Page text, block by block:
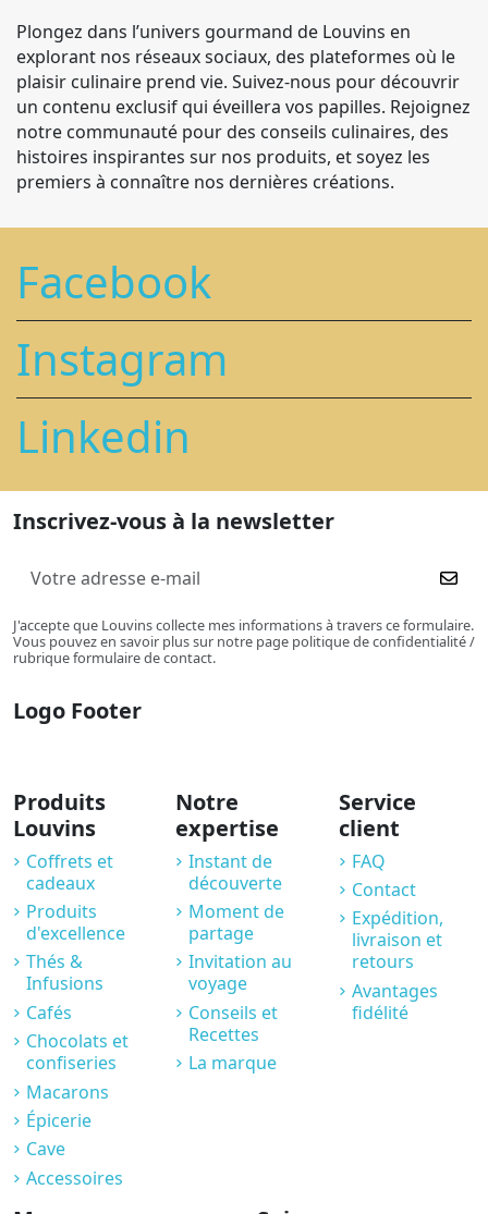
Plongez dans l’univers gourmand de Louvins en
explorant nos réseaux sociaux, des plateformes où le
plaisir culinaire prend vie. Suivez-nous pour découvrir
un contenu exclusif qui éveillera vos papilles. Rejoignez
notre communauté pour des conseils culinaires, des
histoires inspirantes sur nos produits, et soyez les
premiers à connaître nos dernières créations.
Facebook
Instagram
Linkedin
Inscrivez-vous à la newsletter
J'accepte que Louvins collecte mes informations à travers ce formulaire.
Vous pouvez en savoir plus sur notre page politique de confidentialité /
rubrique formulaire de contact.
Logo Footer
Produits
Louvins
Coffrets et
cadeaux
Produits
d'excellence
Thés &
Infusions
Cafés
Chocolats et
confiseries
Macarons
Épicerie
Cave
Accessoires
Notre
expertise
Instant de
découverte
Moment de
partage
Invitation au
voyage
Conseils et
Recettes
La marque
Service
client
FAQ
Contact
Expédition,
livraison et
retours
Avantages
fidélité